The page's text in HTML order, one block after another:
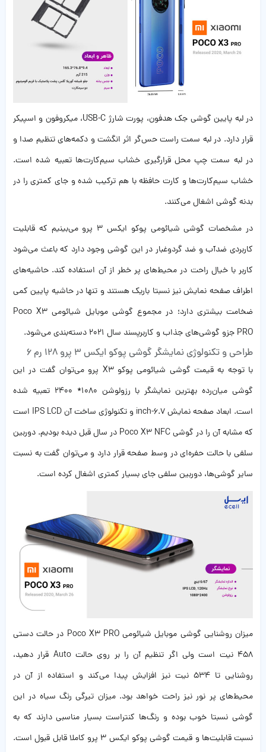
در لبه پایین گوشی جک هدفون، پورت شارژ USB-C، میکروفون و اسپیکر
قرار دارد. در لبه سمت راست حس‌گر اثر انگشت و دکمه‌های تنظیم صدا و
در لبه سمت چپ محل قرارگیری خشاب سیم‌کارت‌ها تعبیه شده است.
خشاب سیم‌کارت‌ها و کارت حافظه با هم ترکیب شده و جای کمتری را در
بدنه گوشی اشغال می‌کنند.
در مشخصات گوشی شیائومی پوکو ایکس 3 پرو می‌بینیم که قابلیت
کاربردی ضدآب و ضد گردوغبار در این گوشی وجود دارد که باعث می‌شود
کاربر با خیال راحت در محیط‌های پر خطر از آن استفاده کند. حاشیه‌های
اطراف صفحه نمایش نیز نسبتا باریک هستند و تنها در حاشیه پایین کمی
ضخامت بیشتری دارد؛ در مجموع گوشی موبایل شیائومی Poco X3
PRO جزو گوشی‌های جذاب و کاربرپسند سال 2021 دسته‌بندی می‌شود.
طراحی و تکنولوژی نمایشگر گوشی پوکو ایکس 3 پرو 128 رم 6
با توجه به قیمت گوشی شیائومی پوکو X3 پرو می‌توان گفت در این
گوشی میان‌رده بهترین نمایشگر با رزولوشن 1080* 2400 تعبیه شده
است. ابعاد صفحه نمایش 6.7-inch و تکنولوژی ساخت آن IPS LCD است
که مشابه آن را در گوشی Poco X3 NFC در سال قبل دیده بودیم. دوربین
سلفی با حالت حفره‌ای در وسط صفحه قرار دارد و می‌توان گفت به نسبت
سایر گوشی‌ها، دوربین سلفی جای بسیار کمتری اشغال کرده است.
میزان روشنایی گوشی موبایل شیائومی Poco X3 PRO در حالت دستی
458 نیت است ولی اگر تنظیم آن را بر روی حالت Auto قرار دهید،
روشنایی تا 534 نیت نیز افزایش پیدا می‌کند و استفاده از آن در
محیط‌های پر نور نیز راحت خواهد بود. میزان تیرگی رنگ سیاه در این
گوشی نسبتا خوب بوده و رنگ‌ها کنتراست بسیار مناسبی دارند که به
نسبت قابلیت‌ها و قیمت گوشی پوکو ایکس 3 پرو کاملا قابل قبول است.